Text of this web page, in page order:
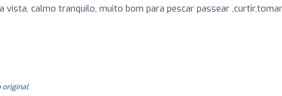
vista, calmo tranquilo, muito bom para pescar passear ,curtir,tomar
original